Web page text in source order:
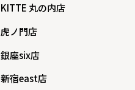
KITTE 丸の内店
虎ノ門店
銀座six店
新宿east店